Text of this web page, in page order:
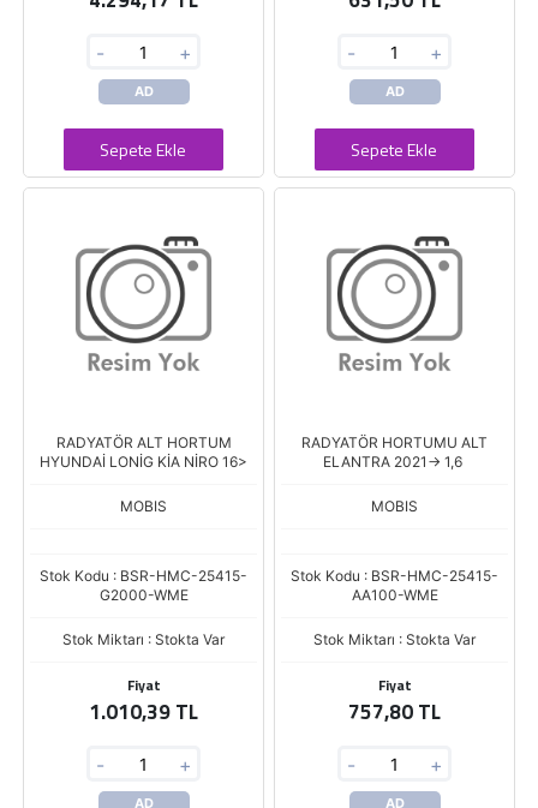
- +
AD
Sepete Ekle
- +
AD
Sepete Ekle
RADYATÖR ALT HORTUM
HYUNDAİ LONİG KİA NİRO 16>
MOBIS
Stok Kodu : BSR-HMC-25415-
G2000-WME
Stok Miktarı : Stokta Var
Fiyat
1.010,39 TL
- +
AD
RADYATÖR HORTUMU ALT
ELANTRA 2021-> 1,6
MOBIS
Stok Kodu : BSR-HMC-25415-
AA100-WME
Stok Miktarı : Stokta Var
Fiyat
757,80 TL
- +
AD